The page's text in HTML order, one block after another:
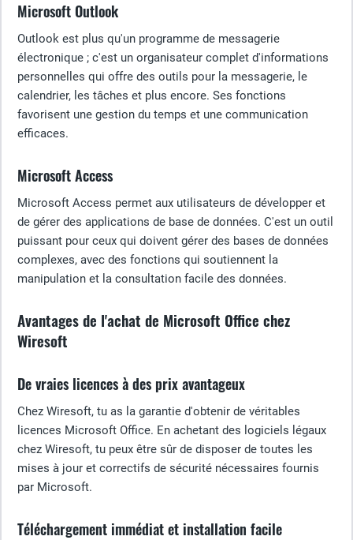
Microsoft Outlook
Outlook est plus qu'un programme de messagerie
électronique ; c'est un organisateur complet d'informations
personnelles qui offre des outils pour la messagerie, le
calendrier, les tâches et plus encore. Ses fonctions
favorisent une gestion du temps et une communication
efficaces.
Microsoft Access
Microsoft Access permet aux utilisateurs de développer et
de gérer des applications de base de données. C'est un outil
puissant pour ceux qui doivent gérer des bases de données
complexes, avec des fonctions qui soutiennent la
manipulation et la consultation facile des données.
Avantages de l'achat de Microsoft Office chez
Wiresoft
De vraies licences à des prix avantageux
Chez Wiresoft, tu as la garantie d'obtenir de véritables
licences Microsoft Office. En achetant des logiciels légaux
chez Wiresoft, tu peux être sûr de disposer de toutes les
mises à jour et correctifs de sécurité nécessaires fournis
par Microsoft.
Téléchargement immédiat et installation facile